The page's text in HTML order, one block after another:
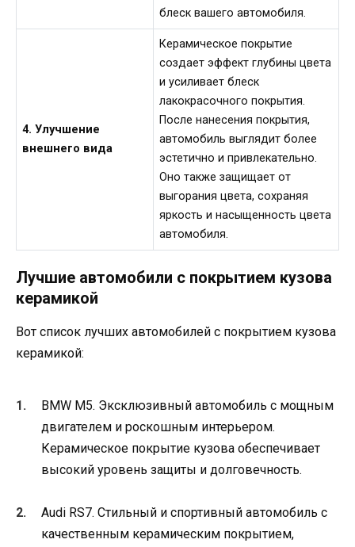
блеск вашего автомобиля.
4. Улучшение
внешнего вида
Керамическое покрытие
создает эффект глубины цвета
и усиливает блеск
лакокрасочного покрытия.
После нанесения покрытия,
автомобиль выглядит более
эстетично и привлекательно.
Оно также защищает от
выгорания цвета, сохраняя
яркость и насыщенность цвета
автомобиля.
Лучшие автомобили с покрытием кузова
керамикой
Вот список лучших автомобилей с покрытием кузова
керамикой:
BMW M5. Эксклюзивный автомобиль с мощным
двигателем и роскошным интерьером.
Керамическое покрытие кузова обеспечивает
высокий уровень защиты и долговечность.
Audi RS7. Стильный и спортивный автомобиль с
качественным керамическим покрытием,